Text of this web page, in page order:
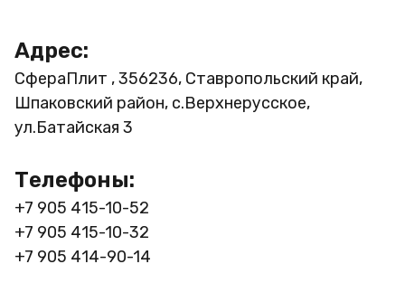
Адрес:
СфераПлит , 356236, Ставропольский край,
Шпаковский район, с.Верхнерусское,
ул.Батайская 3
Телефоны:
+7 905 415-10-52
+7 905 415-10-32
+7 905 414-90-14